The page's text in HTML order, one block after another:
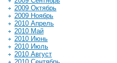
2009 Октябрь
2009 Ноябрь
2010 Апрель
2010 Май
2010 Июнь
2010 Июль
2010 Август